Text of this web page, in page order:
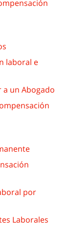
laboral e
a un Abogado
por
Laborales